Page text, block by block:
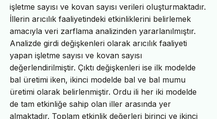
işletme sayısı ve kovan sayısı verileri oluşturmaktadır.
İllerin arıcılık faaliyetindeki etkinliklerini belirlemek
amacıyla veri zarflama analizinden yararlanılmıştır.
Analizde girdi değişkenleri olarak arıcılık faaliyeti
yapan işletme sayısı ve kovan sayısı
değerlendirilmiştir. Çıktı değişkenleri ise ilk modelde
bal üretimi iken, ikinci modelde bal ve bal mumu
üretimi olarak belirlenmiştir. Ordu ili her iki modelde
de tam etkinliğe sahip olan iller arasında yer
almaktadır. Toplam etkinlik değerleri birinci ve ikinci